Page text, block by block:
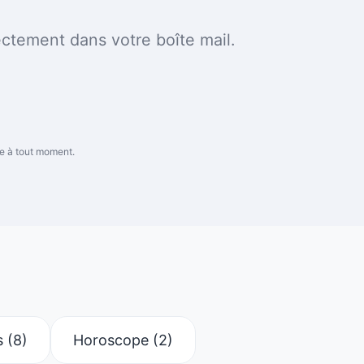
dans votre boîte mail.
à tout moment.
(8) Horoscope (2)